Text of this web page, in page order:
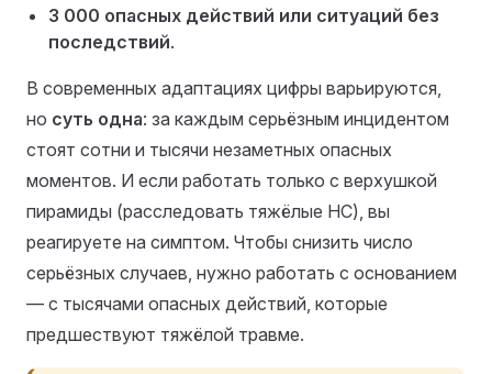
3 000 опасных действий или ситуаций без
последствий.
В современных адаптациях цифры варьируются,
но суть одна: за каждым серьёзным инцидентом
стоят сотни и тысячи незаметных опасных
моментов. И если работать только с верхушкой
пирамиды (расследовать тяжёлые НС), вы
реагируете на симптом. Чтобы снизить число
серьёзных случаев, нужно работать с основанием
— с тысячами опасных действий, которые
предшествуют тяжёлой травме.